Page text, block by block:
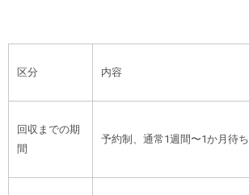
区分 内容
回収までの期
間
予約制、通常1週間〜1か月待ち